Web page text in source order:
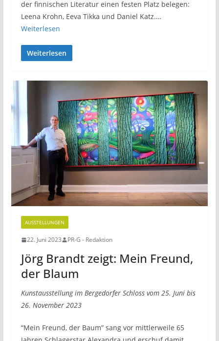
der finnischen Literatur einen festen Platz belegen:
Leena Krohn, Eeva Tikka und Daniel Katz.…
Weiterlesen
Weiterlesen
AUSSTELLUNGEN
22. Juni 2023 PR-G - Redaktion
Jörg Brandt zeigt: Mein Freund,
der Blaum
Kunstausstellung im Bergedorfer Schloss vom 25. Juni bis
26. November 2023
“Mein Freund, der Baum” sang vor mittlerweile 65